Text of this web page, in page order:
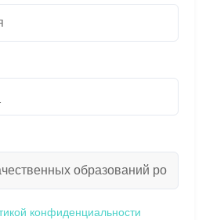
конфиденциальности